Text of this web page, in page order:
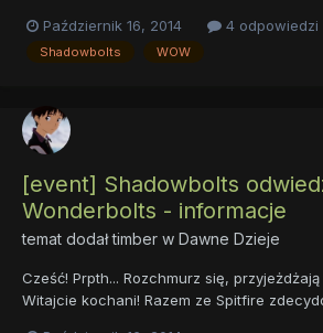
ktoś musi odpowiadać za nią na pytania.
Shadowbolts, razem z ich kapitanem -
Październik 16, 2014 4 odpowiedzi
Shadowbolts WOW
[event] Shadowbolts
Wonderbolts - informacje
temat dodałtimber w Dawne Dzieje
Cześć! Prpth... Rozchmurz się,
Witajcie kochani! Razem ze Spitfire